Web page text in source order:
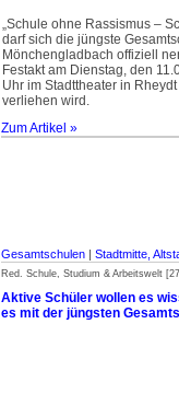
„Schule ohne Rassismus –
darf sich die jüngste
Mönchengladbach offiziell
Festakt am Dienstag, den
Uhr im Stadttheater in
verliehen wird.
Zum Artikel »
Gesamtschulen | Stadtmitte,
Red. Schule, Studium & Arbeitswelt
Aktive Schüler wollen es
es mit der jüngsten